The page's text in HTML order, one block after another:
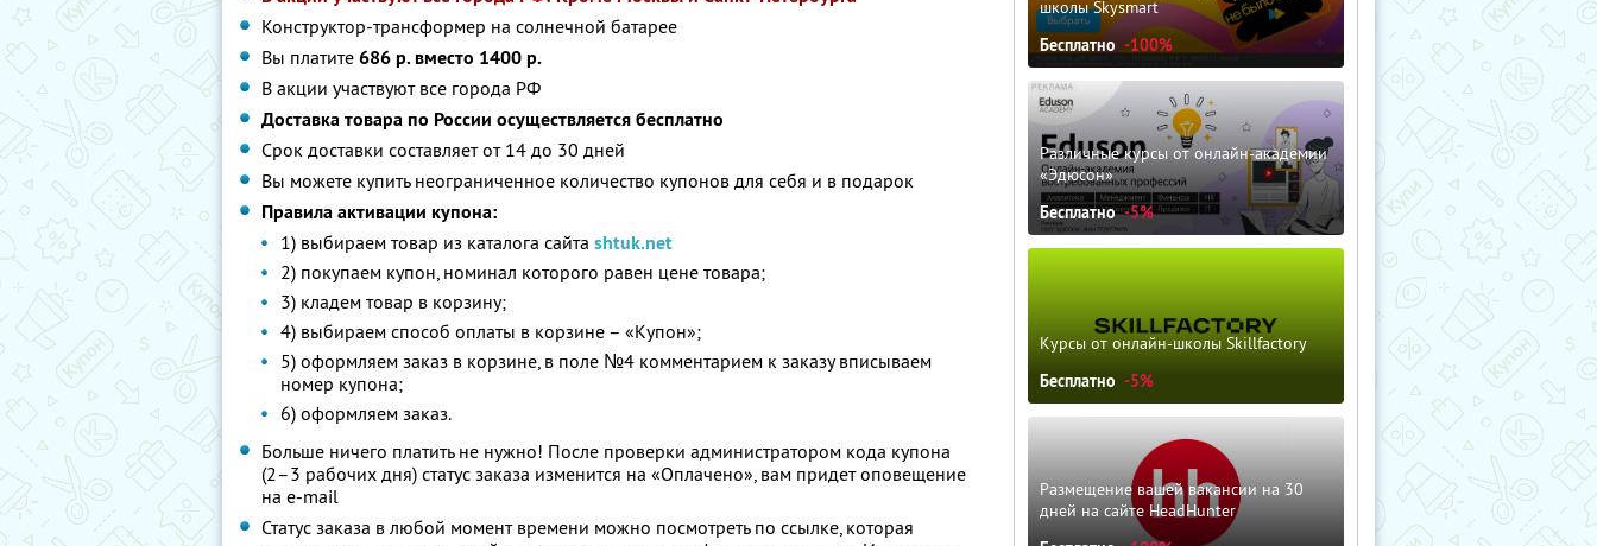
Конструктор-трансформер на солнечной батарее
Вы платите 686 р. вместо 1400 р.
В акции участвуют все города РФ
Доставка товара по России осуществляется бесплатно
Срок доставки составляет от 14 до 30 дней
Вы можете купить неограниченное количество купонов для себя и в подарок
Правила активации купона:
1) выбираем товар из каталога сайта shtuk.net
2) покупаем купон, номинал которого равен цене товара;
3) кладем товар в корзину;
4) выбираем способ оплаты в корзине – «Купон»;
5) оформляем заказ в корзине, в поле №4 комментарием к заказу вписываем
номер купона;
6) оформляем заказ.
Больше ничего платить не нужно! После проверки администратором кода купона
(2–3 рабочих дня) статус заказа изменится на «Оплачено», вам придет оповещение
на e-mail
Статус заказа в любой момент времени можно посмотреть по ссылке, которая
школы Skysmart
Бесплатно -100%
Различные курсы от онлайн-академии
«Эдюсон»
Бесплатно -5%
Курсы от онлайн-школы Skillfactory
Бесплатно -5%
Размещение вашей вакансии на 30
дней на сайте HeadHunter